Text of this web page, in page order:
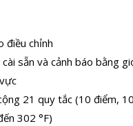
điều chỉnh
sẵn và cảnh báo bằng
21 quy tắc (10 điểm,
302 °F)